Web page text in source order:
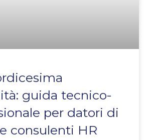
guida tecnico-
per datori di
consulenti HR